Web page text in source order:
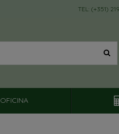
TEL: (+351)
OFICINA